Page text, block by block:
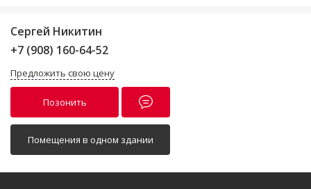
Сергей Никитин
+7 (908) 160-64-52
Предложить свою цену
Позонить
Помещения в одном здании